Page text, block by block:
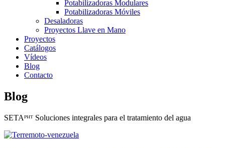
Potabilizadoras Modulares
Potabilizadoras Móviles
Desaladoras
Proyectos Llave en Mano
Proyectos
Catálogos
Vídeos
Blog
Contacto
Blog
SETAᴾᴴᵀ Soluciones integrales para el tratamiento del agua